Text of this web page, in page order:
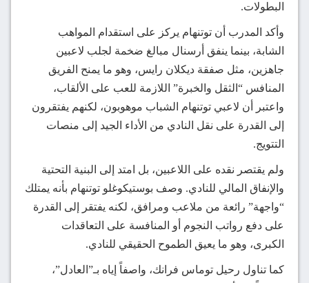
البطولات.
وأكد المدرب أن توتنهام يركز على استقدام المواهب
الشابة، بينما ينفق أرسنال مبالغ ضخمة لجلب لاعبين
جاهزين، مثل صفقة ديكلان رايس، وهو ما يمنح الفريق
المنافس “الثقل والخبرة” اللازمة للعب على الألقاب،
واعتبر أن لاعبي توتنهام الشباب موهوبون، لكنهم يفتقرون
إلى القدرة على نقل النادي من الأداء الجيد إلى منصات
التتويج.
ولم يقتصر نقده على اللاعبين، بل امتد إلى البنية التحتية
والإنفاق المالي للنادي. وصف بوستيكوغلو توتنهام بأنه يمتلك
“واجهة” رائعة من ملاعب ومرافق، لكنه يفتقر إلى القدرة
على دفع رواتب النجوم أو المنافسة على التعاقدات
الكبرى، وهو ما يعيق الطموح الحقيقي للنادي.
كما تناول رحيل توماس فرانك، واصفاً إياه بـ”العادل”،